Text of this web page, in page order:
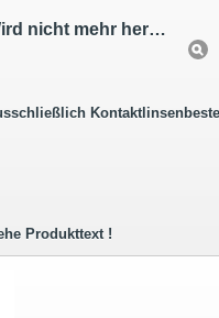
Eye2 Multiplus Prime 250 ml. Wird nicht mehr hergestellt.
Produkttext !